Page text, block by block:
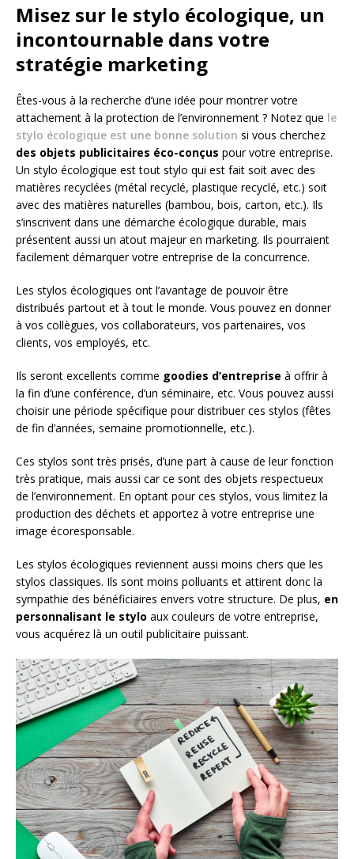
Misez sur le stylo écologique, un
incontournable dans votre
stratégie marketing
Êtes-vous à la recherche d’une idée pour montrer votre
attachement à la protection de l’environnement ? Notez que le
stylo écologique est une bonne solution si vous cherchez
des objets publicitaires éco-conçus pour votre entreprise.
Un stylo écologique est tout stylo qui est fait soit avec des
matières recyclées (métal recyclé, plastique recyclé, etc.) soit
avec des matières naturelles (bambou, bois, carton, etc.). Ils
s’inscrivent dans une démarche écologique durable, mais
présentent aussi un atout majeur en marketing. Ils pourraient
facilement démarquer votre entreprise de la concurrence.
Les stylos écologiques ont l’avantage de pouvoir être
distribués partout et à tout le monde. Vous pouvez en donner
à vos collègues, vos collaborateurs, vos partenaires, vos
clients, vos employés, etc.
Ils seront excellents comme goodies d’entreprise à offrir à
la fin d’une conférence, d’un séminaire, etc. Vous pouvez aussi
choisir une période spécifique pour distribuer ces stylos (fêtes
de fin d’années, semaine promotionnelle, etc.).
Ces stylos sont très prisés, d’une part à cause de leur fonction
très pratique, mais aussi car ce sont des objets respectueux
de l’environnement. En optant pour ces stylos, vous limitez la
production des déchets et apportez à votre entreprise une
image écoresponsable.
Les stylos écologiques reviennent aussi moins chers que les
stylos classiques. Ils sont moins polluants et attirent donc la
sympathie des bénéficiaires envers votre structure. De plus, en
personnalisant le stylo aux couleurs de votre entreprise,
vous acquérez là un outil publicitaire puissant.